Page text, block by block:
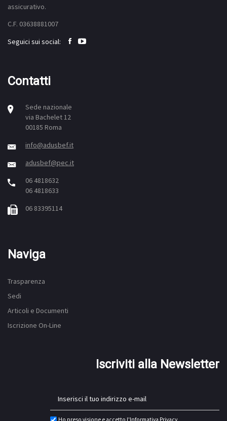
assicurativo.
C.F. 03638881007
Seguici sui social:
Contatti
Sede nazionale
via Bachelet 12
00185 Roma
info@adusbef.it
adusbef@pec.it
06 4818632
06 4818633
06 83395114
Naviga
Trasparenza
Sedi
Articoli e Documenti
Iscrizione On-Line
Iscriviti alla Newsletter
Ho preso visione e accetto l'Informativa Privacy